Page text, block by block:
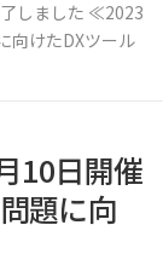
しました ≪2023
けたDXツール
10日開催
題に向